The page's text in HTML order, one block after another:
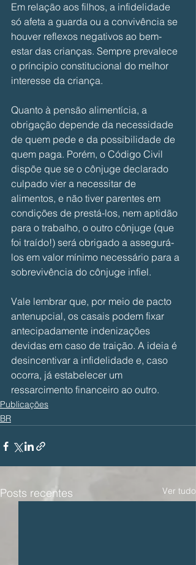
Em relação aos filhos, a infidelidade
só afeta a guarda ou a convivência se
houver reflexos negativos ao bem-
estar das crianças. Sempre prevalece
o príncipio constitucional do melhor
interesse da criança.
Quanto à pensão alimentícia, a
obrigação depende da necessidade
de quem pede e da possibilidade de
quem paga. Porém, o Código Civil
dispõe que se o cônjuge declarado
culpado vier a necessitar de
alimentos, e não tiver parentes em
condições de prestá-los, nem aptidão
para o trabalho, o outro cônjuge (que
foi traído!) será obrigado a assegurá-
los em valor mínimo necessário para a
sobrevivência do cônjuge infiel.
Vale lembrar que, por meio de pacto
antenupcial, os casais podem fixar
antecipadamente indenizações
devidas em caso de traição. A ideia é
desincentivar a infidelidade e, caso
ocorra, já estabelecer um
ressarcimento financeiro ao outro.
Publicações
BR
Posts recentes Ver tudo